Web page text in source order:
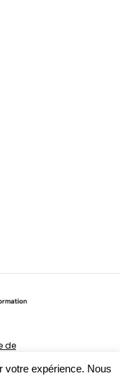
de
votre expérience. Nous